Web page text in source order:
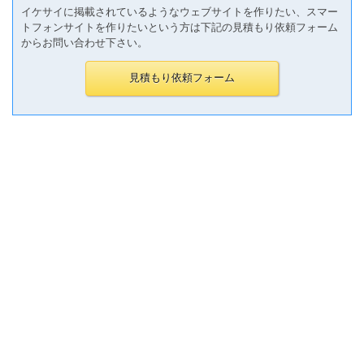
イケサイに掲載されているようなウェブサイトを作りたい、スマー
トフォンサイトを作りたいという方は下記の見積もり依頼フォーム
からお問い合わせ下さい。